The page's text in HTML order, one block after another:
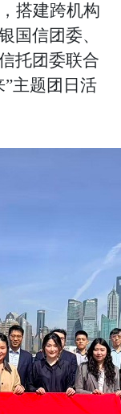
搭建跨机构
国信团委、
托团委联合
主题团日活